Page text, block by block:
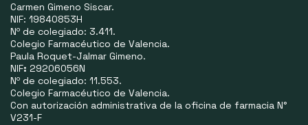
Carmen Gimeno Siscar.
NIF: 19840853H
Nº de colegiado: 3.411.
Colegio Farmacéutico de Valencia.
Paula Roquet-Jalmar Gimeno.
NIF: 29206056N
Nº de colegiado: 11.553.
Colegio Farmacéutico de Valencia.
Con autorización administrativa de la oficina de farmacia N°
V231-F